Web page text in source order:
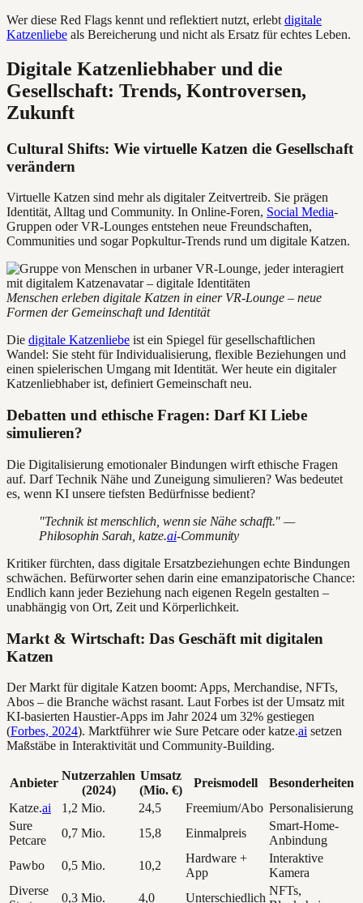
Wer diese Red Flags kennt und reflektiert nutzt, erlebt digitale
Katzenliebe als Bereicherung und nicht als Ersatz für echtes Leben.
Digitale Katzenliebhaber und die
Gesellschaft: Trends, Kontroversen,
Zukunft
Cultural Shifts: Wie virtuelle Katzen die Gesellschaft
verändern
Virtuelle Katzen sind mehr als digitaler Zeitvertreib. Sie prägen
Identität, Alltag und Community. In Online-Foren, Social Media-
Gruppen oder VR-Lounges entstehen neue Freundschaften,
Communities und sogar Popkultur-Trends rund um digitale Katzen.
Menschen erleben digitale Katzen in einer VR-Lounge – neue
Formen der Gemeinschaft und Identität
Die digitale Katzenliebe ist ein Spiegel für gesellschaftlichen
Wandel: Sie steht für Individualisierung, flexible Beziehungen und
einen spielerischen Umgang mit Identität. Wer heute ein digitaler
Katzenliebhaber ist, definiert Gemeinschaft neu.
Debatten und ethische Fragen: Darf KI Liebe
simulieren?
Die Digitalisierung emotionaler Bindungen wirft ethische Fragen
auf. Darf Technik Nähe und Zuneigung simulieren? Was bedeutet
es, wenn KI unsere tiefsten Bedürfnisse bedient?
"Technik ist menschlich, wenn sie Nähe schafft." —
Philosophin Sarah, katze.ai-Community
Kritiker fürchten, dass digitale Ersatzbeziehungen echte Bindungen
schwächen. Befürworter sehen darin eine emanzipatorische Chance:
Endlich kann jeder Beziehung nach eigenen Regeln gestalten –
unabhängig von Ort, Zeit und Körperlichkeit.
Markt & Wirtschaft: Das Geschäft mit digitalen
Katzen
Der Markt für digitale Katzen boomt: Apps, Merchandise, NFTs,
Abos – die Branche wächst rasant. Laut Forbes ist der Umsatz mit
KI-basierten Haustier-Apps im Jahr 2024 um 32% gestiegen
(Forbes, 2024). Marktführer wie Sure Petcare oder katze.ai setzen
Maßstäbe in Interaktivität und Community-Building.
Anbieter
Nutzerzahlen
(2024)
Umsatz
(Mio. €)
Preismodell
Besonderheiten
Katze.ai 1,2 Mio. 24,5 Freemium/Abo Personalisierung
Sure
Petcare
0,7 Mio. 15,8 Einmalpreis
Smart-Home-
Anbindung
Pawbo
0,5 Mio. 10,2
Hardware +
App
Interaktive
Kamera
Diverse
0,3 Mio. 4,0 Unterschiedlich
NFTs,